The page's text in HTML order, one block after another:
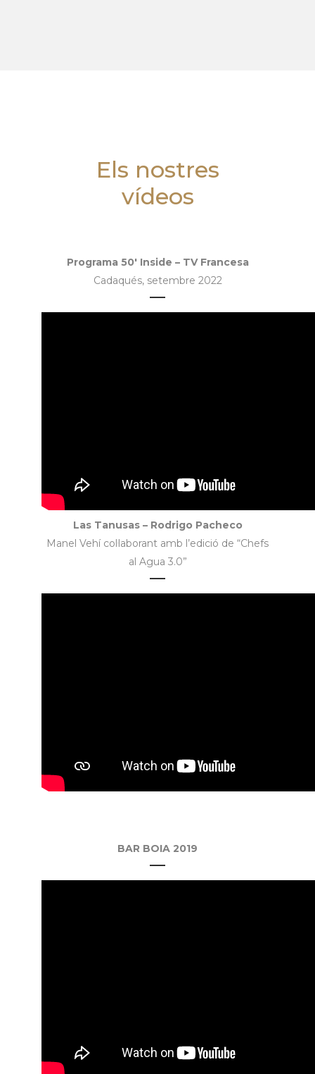
Els nostres
vídeos
Programa 50′ Inside – TV Francesa
Cadaqués, setembre 2022
Las Tanusas – Rodrigo Pacheco
Manel Vehí col·laborant amb l’edició de “Chefs
al Agua 3.0”
BAR BOIA 2019